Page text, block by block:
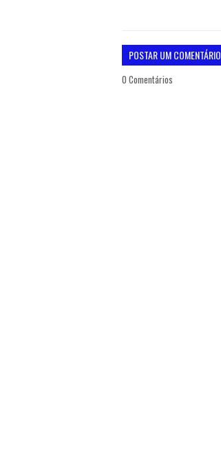
POSTAR UM COMENTÁRIO
0 Comentários